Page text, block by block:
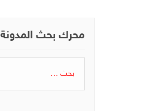
محرك بحث المدونة